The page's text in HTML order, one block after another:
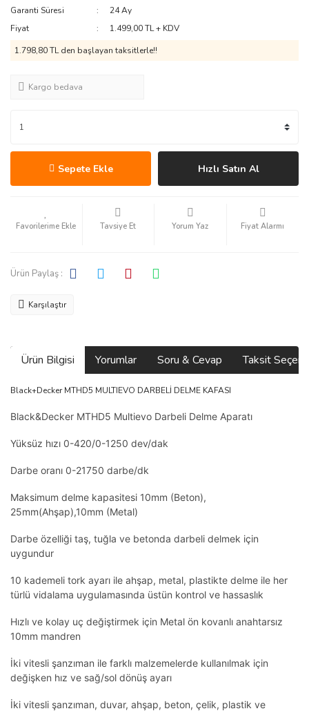
Garanti Süresi
24 Ay
Fiyat
1.499,00 TL + KDV
1.798,80 TL den başlayan taksitlerle!!
Kargo bedava
Sepete Ekle Hızlı Satın Al
Tavsiye Et Yorum Yaz Fiyat Alarmı
Ürün Paylaş :
Karşılaştır
Ürün Bilgisi Yorumlar Soru & Cevap Taksit
Black+Decker MTHD5 MULTIEVO DARBELİ DELME KAFASI
Black&Decker MTHD5 Multievo Darbeli Delme Aparatı
Yüksüz hızı 0-420/0-1250 dev/dak
Darbe oranı 0-21750 darbe/dk
Maksimum delme kapasitesi 10mm (Beton),
25mm(Ahşap),10mm (Metal)
Darbe özelliği taş, tuğla ve betonda darbeli delmek için
uygundur
10 kademeli tork ayarı ile ahşap, metal, plastikte delme ile her
türlü vidalama uygulamasında üstün kontrol ve hassaslık
Hızlı ve kolay uç değiştirmek için Metal ön kovanlı anahtarsız
10mm mandren
İki vitesli şanzıman ile farklı malzemelerde kullanılmak için
değişken hız ve sağ/sol dönüş ayarı
İki vitesli şanzıman, duvar, ahşap, beton, çelik, plastik ve